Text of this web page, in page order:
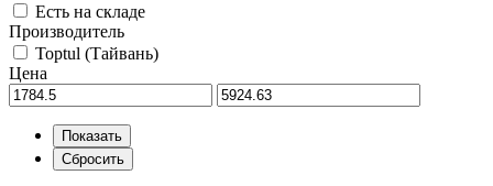
Есть на складе
Производитель
Toptul (Тайвань)
Цена